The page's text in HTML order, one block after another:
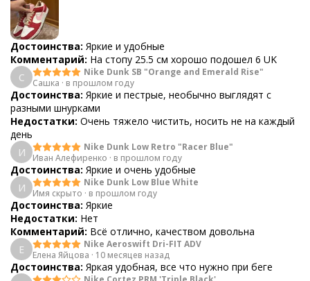
Достоинства: Яркие и удобные
Комментарий: На стопу 25.5 см хорошо подошел 6 UK
С
Nike Dunk SB "Orange and Emerald Rise"
Сашка · в прошлом году
Достоинства: Яркие и пестрые, необычно выглядят с
разными шнурками
Недостатки: Очень тяжело чистить, носить не на каждый
день
И
Nike Dunk Low Retro "Racer Blue"
Иван Алефиренко · в прошлом году
Достоинства: Яркие и очень удобные
И
Nike Dunk Low Blue White
Имя скрыто · в прошлом году
Достоинства: Яркие
Недостатки: Нет
Комментарий: Всё отлично, качеством довольна
Е
Nike Aeroswift Dri-FIT ADV
Елена Яйцова · 10 месяцев назад
Достоинства: Яркая удобная, все что нужно при беге